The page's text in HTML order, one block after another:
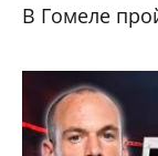
В Гомеле